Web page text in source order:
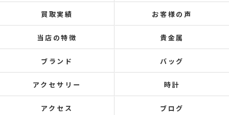
買取実績 お客様の声
当店の特徴 貴金属
ブランド バッグ
アクセサリー 時計
アクセス ブログ